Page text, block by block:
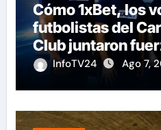
Cómo 1xBet, los
futbolistas del
Club juntaron
a las familias de
InfoTV24 Ago 7,